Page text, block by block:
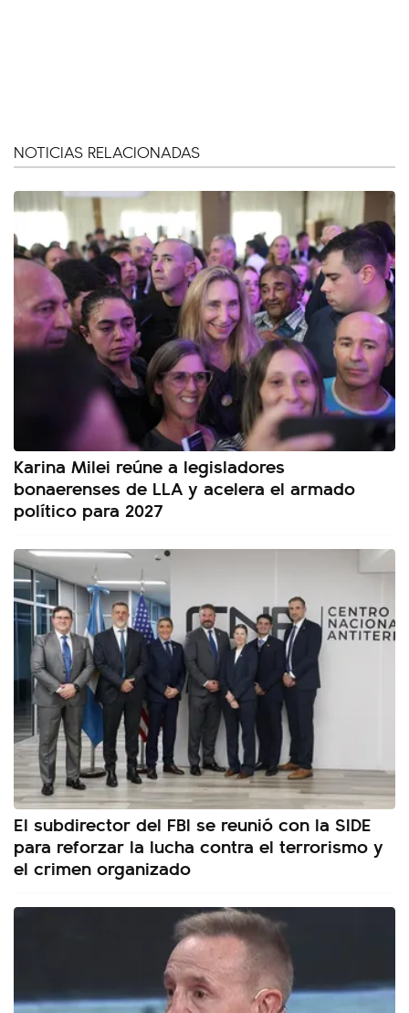
NOTICIAS RELACIONADAS
Karina Milei reúne a legisladores
bonaerenses de LLA y acelera el armado
político para 2027
El subdirector del FBI se reunió con la SIDE
para reforzar la lucha contra el terrorismo y
el crimen organizado